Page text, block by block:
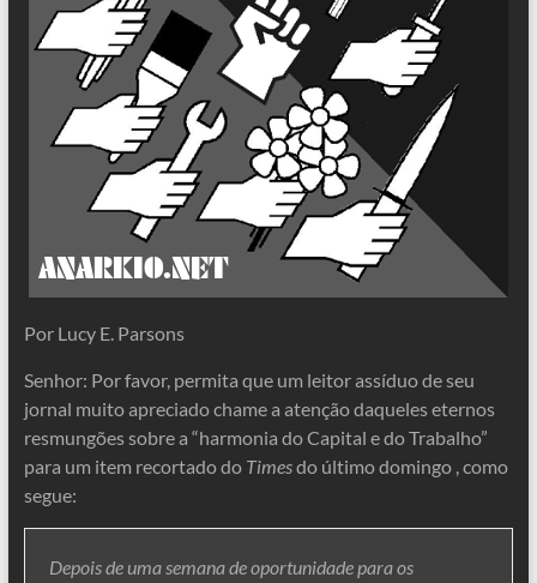
Por Lucy E. Parsons
Senhor: Por favor, permita que um leitor assíduo de seu
jornal muito apreciado chame a atenção daqueles eternos
resmungões sobre a “harmonia do Capital e do Trabalho”
para um item recortado do Timesdo último domingo , como
segue:
Depois de uma semana de oportunidade para os